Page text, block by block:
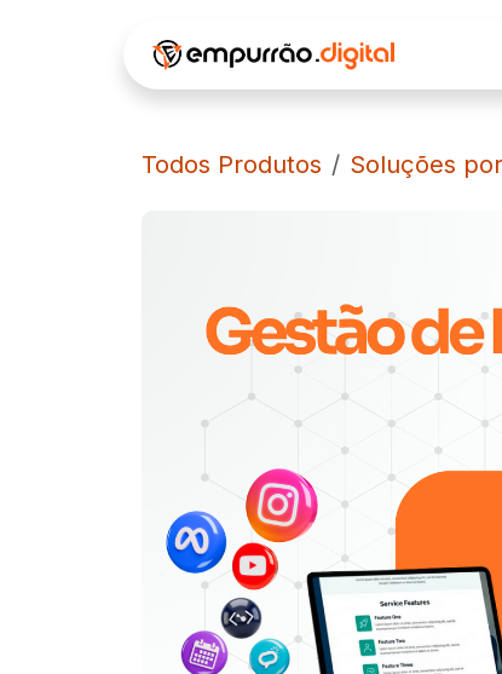
Todos Produtos Soluções